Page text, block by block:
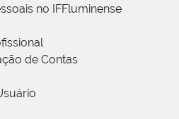
no IFFluminense
de Contas